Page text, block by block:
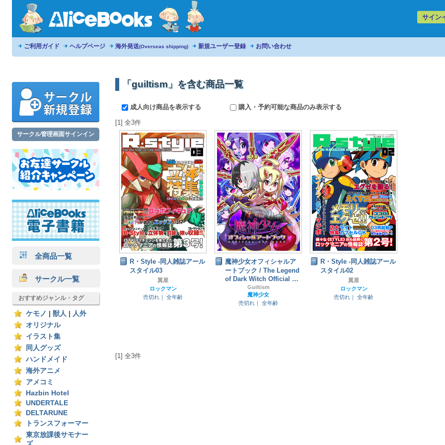
サイン
ご利用ガイド ヘルプページ 海外発送(Overseas shipping) 新規ユーザー登録 お問い合わせ
サークル管理画面サインイン
全商品一覧
サークル一覧
おすすめジャンル・タグ
ケモノ 獣人
人外
オリジナル
イラスト集
同人グッズ
ハンドメイド
海外アニメ
アメコミ
Hazbin Hotel
UNDERTALE
DELTARUNE
トランスフォーマー
東京放課後サモナー
「guiltism」を含む商品一覧
成人向け商品を表示する 購入・予約可能な商品のみ表示する
[1] 全3件
R・Style -同人雑誌アール
スタイル03
翼屋
ロックマン
売切れ｜
全年齢
魔神少女オフィシャルア
ートブック / The Legend
of Dark Witch Official Art
Book / 魔神少女編年史
官方艺术图书
Guiltism
魔神少女
売切れ｜
全年齢
R・Style -同人雑誌アール
スタイル02
翼屋
ロックマン
売切れ｜
全年齢
[1] 全3件